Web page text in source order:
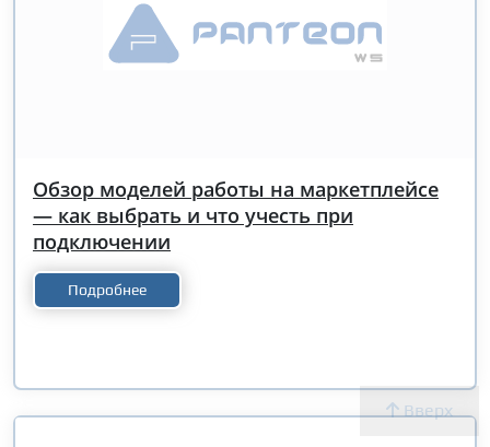
Обзор моделей работы на маркетплейсе
— как выбрать и что учесть при
подключении
Подробнее
Вверх